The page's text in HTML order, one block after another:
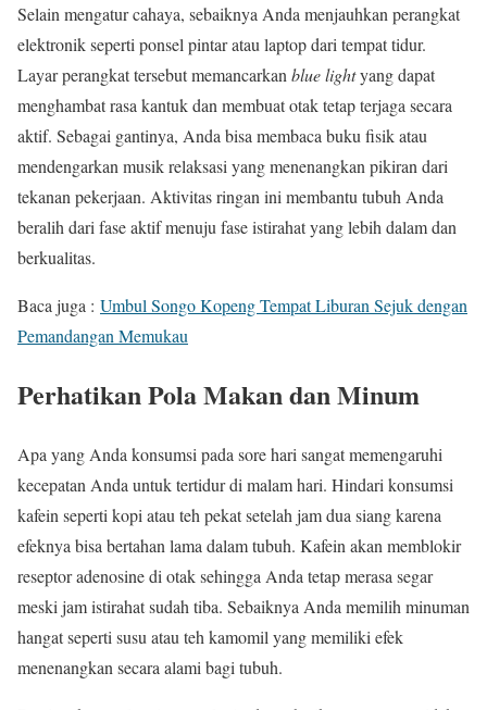
Selain mengatur cahaya, sebaiknya Anda menjauhkan perangkat
elektronik seperti ponsel pintar atau laptop dari tempat tidur.
Layar perangkat tersebut memancarkan blue lightyang dapat
menghambat rasa kantuk dan membuat otak tetap terjaga secara
aktif. Sebagai gantinya, Anda bisa membaca buku fisik atau
mendengarkan musik relaksasi yang menenangkan pikiran dari
tekanan pekerjaan. Aktivitas ringan ini membantu tubuh Anda
beralih dari fase aktif menuju fase istirahat yang lebih dalam dan
berkualitas.
Baca juga : Umbul Songo Kopeng Tempat Liburan Sejuk dengan
Pemandangan Memukau
Perhatikan Pola Makan dan Minum
Apa yang Anda konsumsi pada sore hari sangat memengaruhi
kecepatan Anda untuk tertidur di malam hari. Hindari konsumsi
kafein seperti kopi atau teh pekat setelah jam dua siang karena
efeknya bisa bertahan lama dalam tubuh. Kafein akan memblokir
reseptor adenosine di otak sehingga Anda tetap merasa segar
meski jam istirahat sudah tiba. Sebaiknya Anda memilih minuman
hangat seperti susu atau teh kamomil yang memiliki efek
menenangkan secara alami bagi tubuh.